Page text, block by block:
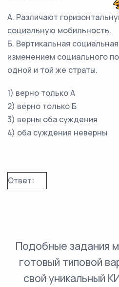
А. Различают
социальную мобильность.
Б. Вертикальная
изменением социального
одной и той же страты.
1) верно только А
2) верно только Б
3) верны оба суждения
4) оба суждения неверны
Ответ:
Подобные задания
готовый типовой
свой уникальный